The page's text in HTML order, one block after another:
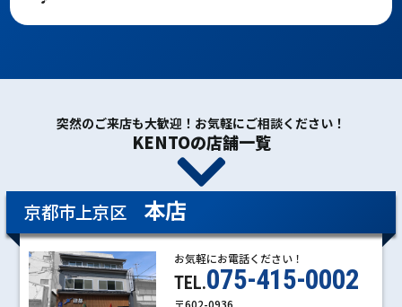
突然のご来店も大歓迎！お気軽にご相談ください！
KENTOの店舗一覧
京都市上京区 本店
お気軽にお電話ください！
TEL.075-415-0002
〒602-0936